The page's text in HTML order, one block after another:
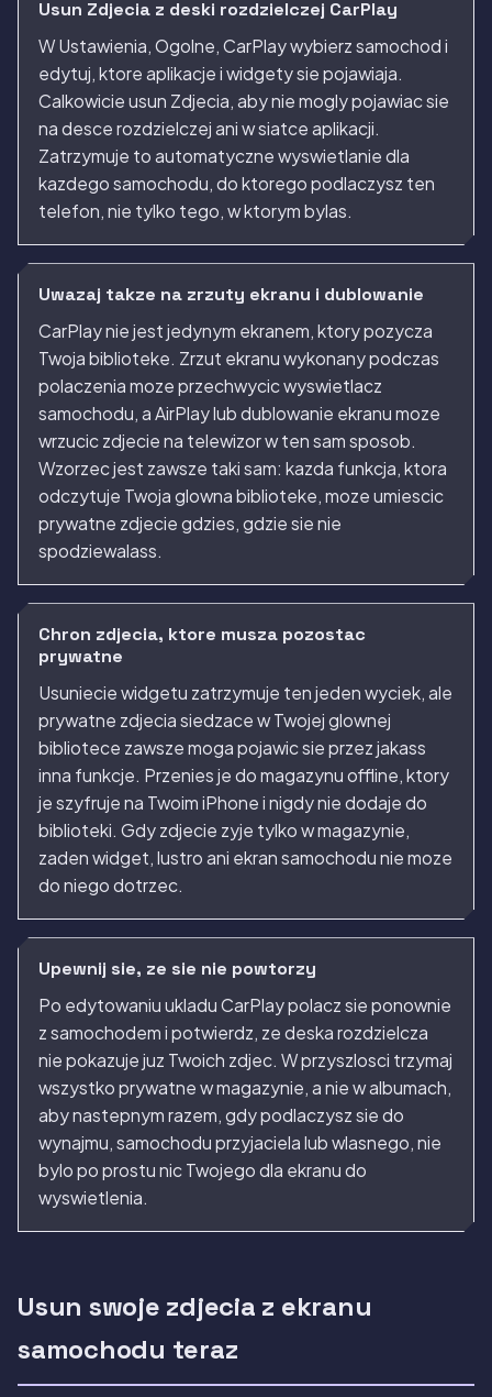
Usun Zdjecia z deski rozdzielczej CarPlay
W Ustawienia, Ogolne, CarPlay wybierz samochod i
edytuj, ktore aplikacje i widgety sie pojawiaja.
Calkowicie usun Zdjecia, aby nie mogly pojawiac sie
na desce rozdzielczej ani w siatce aplikacji.
Zatrzymuje to automatyczne wyswietlanie dla
kazdego samochodu, do ktorego podlaczysz ten
telefon, nie tylko tego, w ktorym bylas.
Uwazaj takze na zrzuty ekranu i dublowanie
CarPlay nie jest jedynym ekranem, ktory pozycza
Twoja biblioteke. Zrzut ekranu wykonany podczas
polaczenia moze przechwycic wyswietlacz
samochodu, a AirPlay lub dublowanie ekranu moze
wrzucic zdjecie na telewizor w ten sam sposob.
Wzorzec jest zawsze taki sam: kazda funkcja, ktora
odczytuje Twoja glowna biblioteke, moze umiescic
prywatne zdjecie gdzies, gdzie sie nie
spodziewalass.
Chron zdjecia, ktore musza pozostac
prywatne
Usuniecie widgetu zatrzymuje ten jeden wyciek, ale
prywatne zdjecia siedzace w Twojej glownej
bibliotece zawsze moga pojawic sie przez jakass
inna funkcje. Przenies je do magazynu offline, ktory
je szyfruje na Twoim iPhone i nigdy nie dodaje do
biblioteki. Gdy zdjecie zyje tylko w magazynie,
zaden widget, lustro ani ekran samochodu nie moze
do niego dotrzec.
Upewnij sie, ze sie nie powtorzy
Po edytowaniu ukladu CarPlay polacz sie ponownie
z samochodem i potwierdz, ze deska rozdzielcza
nie pokazuje juz Twoich zdjec. W przyszlosci trzymaj
wszystko prywatne w magazynie, a nie w albumach,
aby nastepnym razem, gdy podlaczysz sie do
wynajmu, samochodu przyjaciela lub wlasnego, nie
bylo po prostu nic Twojego dla ekranu do
wyswietlenia.
Usun swoje zdjecia z ekranu
samochodu teraz